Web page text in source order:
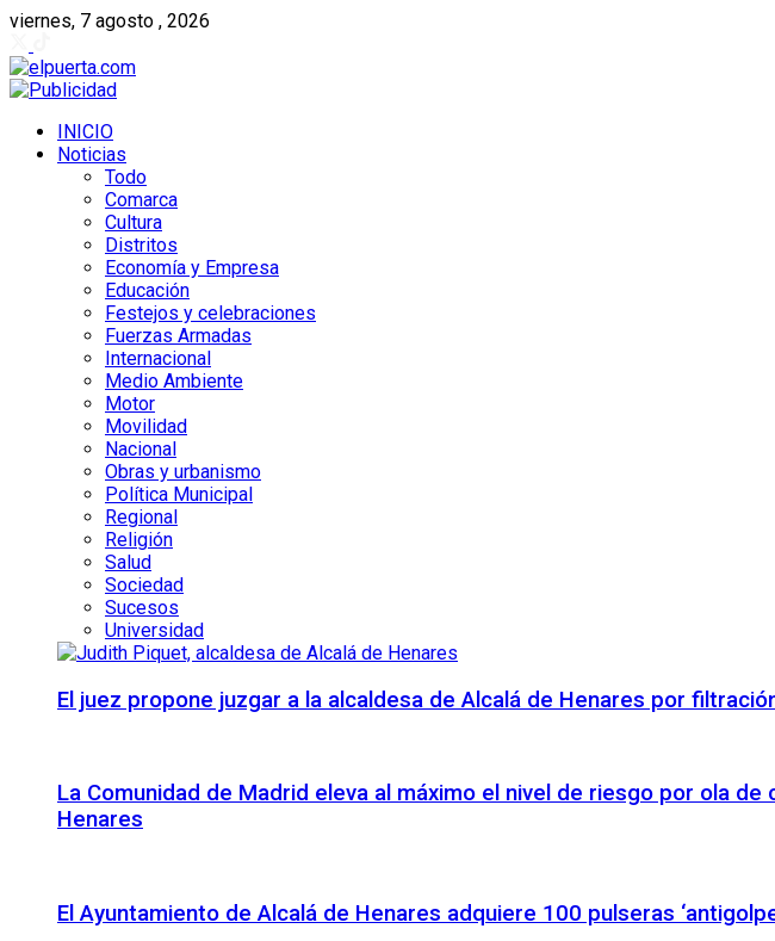
viernes, 7 agosto , 2026
INICIO
Noticias
Todo
Comarca
Cultura
Distritos
Economía y Empresa
Educación
Festejos y celebraciones
Fuerzas Armadas
Internacional
Medio Ambiente
Motor
Movilidad
Nacional
Obras y urbanismo
Política Municipal
Regional
Religión
Salud
Sociedad
Sucesos
Universidad
El juez propone juzgar a la alcaldesa de Alcalá de Henares por
La Comunidad de Madrid eleva al máximo el nivel de riesgo por ola
Henares
El Ayuntamiento de Alcalá de Henares adquiere 100 pulseras